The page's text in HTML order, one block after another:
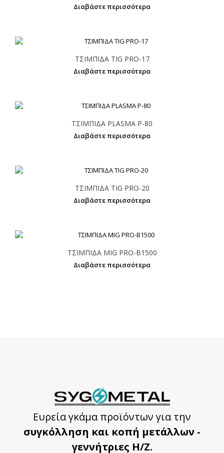
Διαβάστε περισσότερα
ΤΣΙΜΠΙΔΑ TIG PRO-17
Διαβάστε περισσότερα
ΤΣΙΜΠΙΔΑ PLASMA P-80
Διαβάστε περισσότερα
ΤΣΙΜΠΙΔΑ TIG PRO-20
Διαβάστε περισσότερα
ΤΣΙΜΠΙΔΑ MIG PRO-Β1500
Διαβάστε περισσότερα
Ευρεία γκάμα προϊόντων για την
συγκόλληση και κοπή μετάλλων -
γεννήτριες Η/Ζ.